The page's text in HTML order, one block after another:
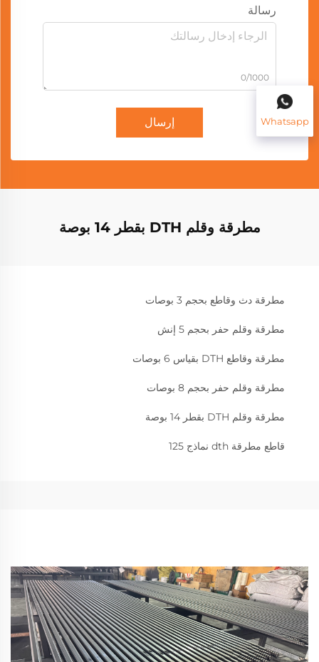
رسالة
0/1000
إرسال
مطرقة وقلم DTH بقطر 14 بوصة
مطرقة دث وقاطع بحجم 3 بوصات
مطرقة وقلم حفر بحجم 5 إنش
مطرقة وقاطع DTH بقياس 6 بوصات
مطرقة وقلم حفر بحجم 8 بوصات
مطرقة وقلم DTH بقطر 14 بوصة
قاطع مطرقة dth نماذج 125
Whatsapp